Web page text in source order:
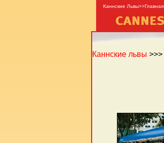
Каннские Львы>>Главная
Каннские львы >>>